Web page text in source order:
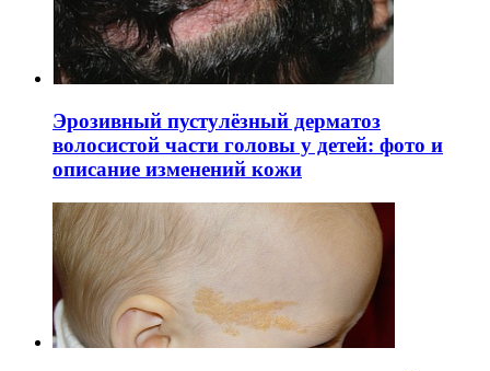
Эрозивный пустулёзный дерматоз
волосистой части головы у детей: фото и
описание изменений кожи